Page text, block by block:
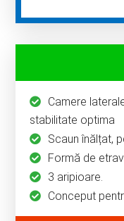
Camere
stabilitate optima
Scaun înălțat,
Formă de
3 aripioare.
Conceput